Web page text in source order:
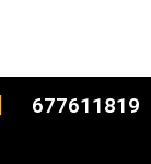
677611819